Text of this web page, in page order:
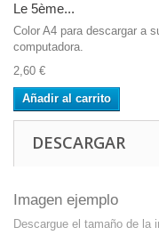
Le 5ème...
Color A4 para descargar a
computadora.
2,60 €
Añadir al carrito
DESCARGAR
Imagen ejemplo
Descargue el tamaño de la